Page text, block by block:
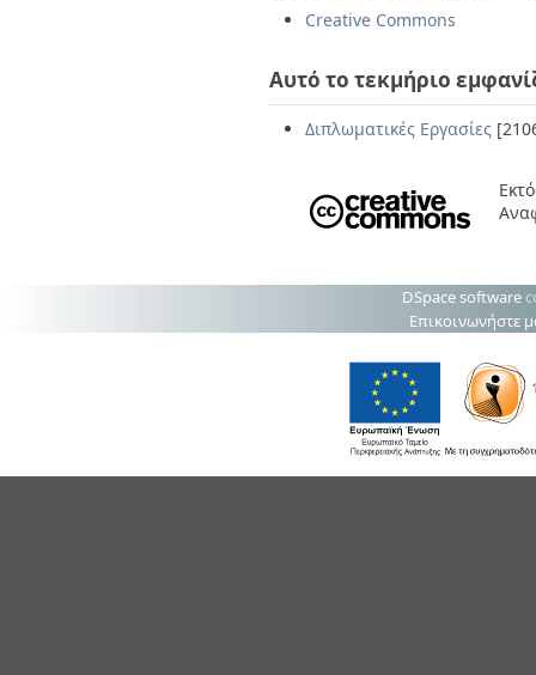
Creative Commons
Αυτό το τεκμήριο
Διπλωματικές Εργασίες
DSpace software
Επικοινωνήστε